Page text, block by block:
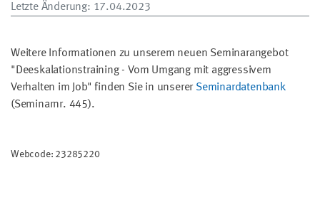
Letzte Änderung: 17.04.2023
Weitere Informationen zu unserem neuen Seminarangebot
"Deeskalationstraining - Vom Umgang mit aggressivem
Verhalten im Job" finden Sie in unserer Seminardatenbank
(Seminarnr. 445).
Webcode: 23285220